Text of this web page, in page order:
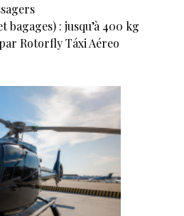
bagages) : jusqu’à 400 kg
Rotorfly Táxi Aéreo